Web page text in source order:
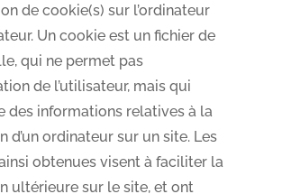
de cookie(s) sur l’ordinateur
Un cookie est un fichier de
qui ne permet pas
de l’utilisateur, mais qui
des informations relatives à la
d’un ordinateur sur un site. Les
obtenues visent à faciliter la
ultérieure sur le site, et ont